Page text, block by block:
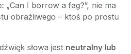
„Can I borrow a fag?”, nie ma
obraźliwego – ktoś po prostu
słowa jest neutralny lub